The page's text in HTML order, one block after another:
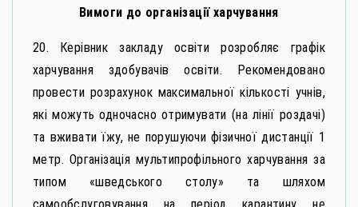
Вимоги до організації харчування
20. Керівник закладу освіти розробляє графік
харчування здобувачів освіти. Рекомендовано
провести розрахунок максимальної кількості учнів,
які можуть одночасно отримувати (на лінії роздачі)
та вживати їжу, не порушуючи фізичної дистанції 1
метр. Організація мультипрофільного харчування за
типом «шведського столу» та шляхом